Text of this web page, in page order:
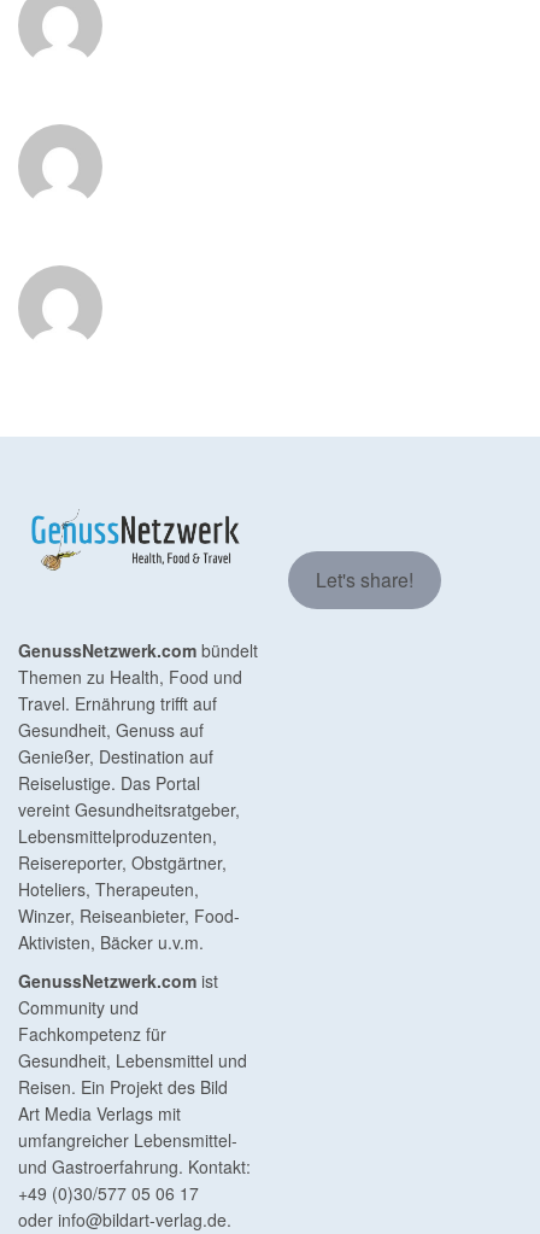
GenussNetzwerk.com bündelt
Themen zu Health, Food und
Travel. Ernährung trifft auf
Gesundheit, Genuss auf
Genießer, Destination auf
Reiselustige. Das Portal
vereint Gesundheitsratgeber,
Lebensmittelproduzenten,
Reisereporter, Obstgärtner,
Hoteliers, Therapeuten,
Winzer, Reiseanbieter, Food-
Aktivisten, Bäcker u.v.m.
GenussNetzwerk.com ist
Community und
Fachkompetenz für
Gesundheit, Lebensmittel und
Reisen. Ein Projekt des Bild
Art Media Verlags mit
umfangreicher Lebensmittel-
und Gastroerfahrung. Kontakt:
+49 (0)30/577 05 06 17
oder info@bildart-verlag.de.
Let's share!